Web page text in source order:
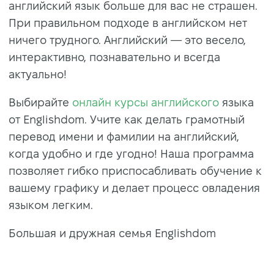
английский язык больше для вас не страшен.
При правильном подходе в английском нет
ничего трудного. Английский — это весело,
интерактивно, познавательно и всегда
актуально!
Выбирайте онлайн курсы английского языка
от Englishdom. Учите как делать грамотный
перевод имени и фамилии на английский,
когда удобно и где угодно! Наша программа
позволяет гибко приспосабливать обучение к
вашему графику и делает процесс овладения
языком легким.
Большая и дружная семья Englishdom